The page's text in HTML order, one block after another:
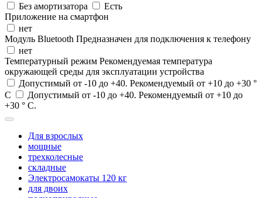
Без амортизатора
Есть
Приложение на смартфон
нет
Модуль Bluetooth Предназначен для подключения к телефону
нет
Температурный режим Рекомендуемая температура
окружающей среды для эксплуатации устройства
Допустимый от -10 до +40. Рекомендуемый от +10 до +30 °
С
Допустимый от -10 до +40. Рекомендуемый от +10 до
+30 ° С.
Для взрослых
мощные
трехколесные
складные
Электросамокаты 120 кг
для двоих